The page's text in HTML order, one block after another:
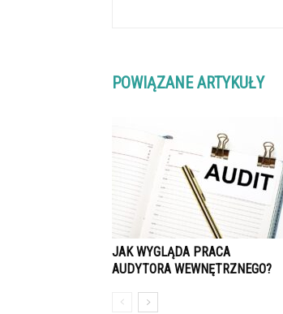
POWIĄZANE ARTYKUŁY
JAK WYGLĄDA PRACA
AUDYTORA WEWNĘTRZNEGO?